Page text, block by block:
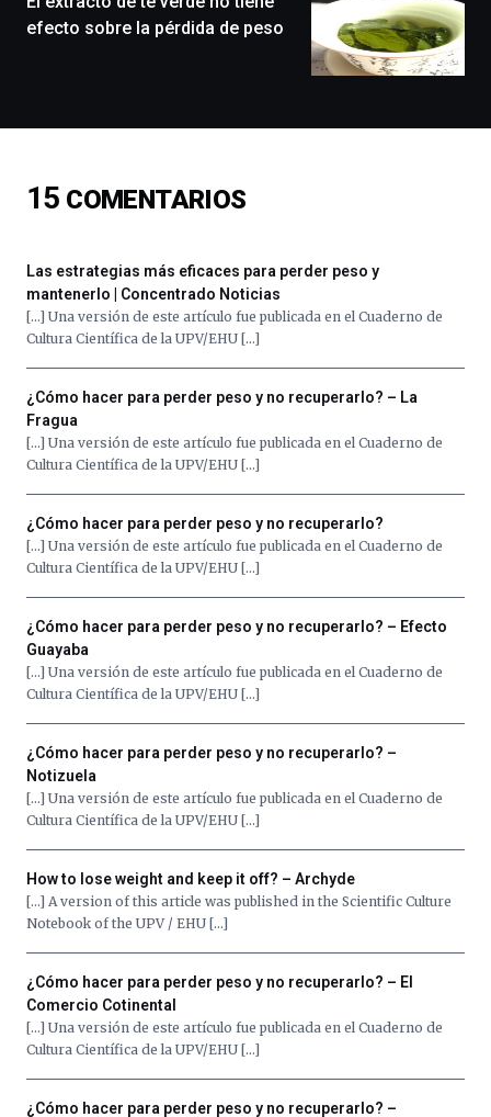
exposiciones,
de
16
de
octubre.
La
iniciativa,
organizada
por
la
Cátedra…
efecto sobre la pérdida de peso
15 COMENTARIOS
Las estrategias más eficaces para perder peso y
mantenerlo | Concentrado Noticias
[…] Una versión de este artículo fue publicada en el Cuaderno de
Cultura Científica de la UPV/EHU […]
¿Cómo hacer para perder peso y no recuperarlo? – La
Fragua
[…] Una versión de este artículo fue publicada en el Cuaderno de
Cultura Científica de la UPV/EHU […]
¿Cómo hacer para perder peso y no recuperarlo?
[…] Una versión de este artículo fue publicada en el Cuaderno de
Cultura Científica de la UPV/EHU […]
¿Cómo hacer para perder peso y no recuperarlo? – Efecto
Guayaba
[…] Una versión de este artículo fue publicada en el Cuaderno de
Cultura Científica de la UPV/EHU […]
¿Cómo hacer para perder peso y no recuperarlo? –
Notizuela
[…] Una versión de este artículo fue publicada en el Cuaderno de
Cultura Científica de la UPV/EHU […]
How to lose weight and keep it off? – Archyde
[…] A version of this article was published in the Scientific Culture
Notebook of the UPV / EHU […]
¿Cómo hacer para perder peso y no recuperarlo? – El
Comercio Cotinental
[…] Una versión de este artículo fue publicada en el Cuaderno de
Cultura Científica de la UPV/EHU […]
¿Cómo hacer para perder peso y no recuperarlo? –